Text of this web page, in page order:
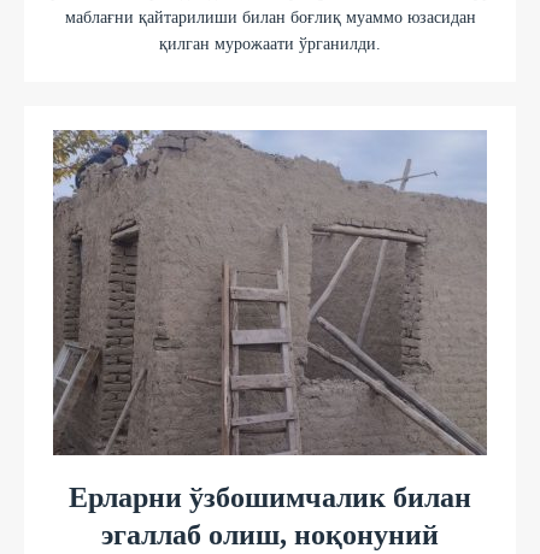
маблағни қайтарилиши билан боғлиқ муаммо юзасидан
қилган мурожаати ўрганилди.
Ерларни ўзбошимчалик билан
эгаллаб олиш, ноқонуний